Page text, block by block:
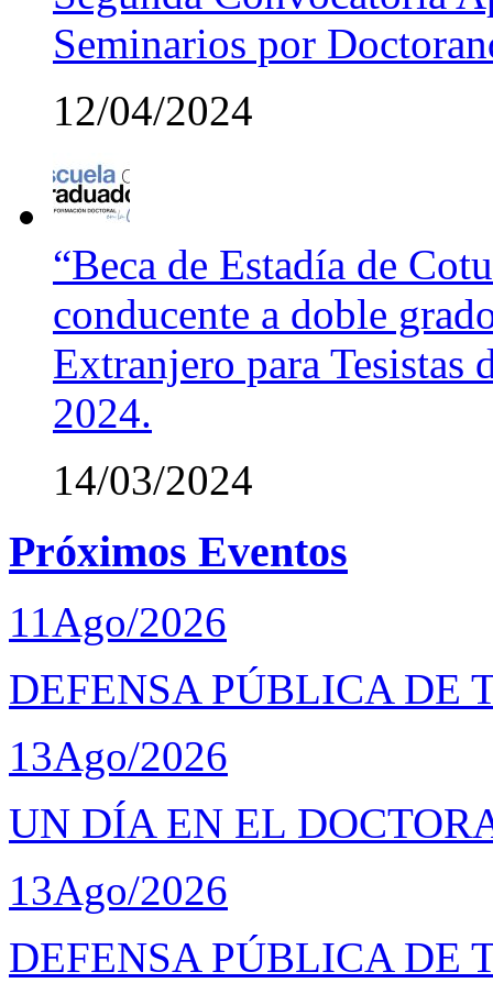
Seminarios por
12/04/2024
“Beca de Estadía de
conducente a doble
Extranjero para Tesistas
2024.
14/03/2024
Próximos Eventos
11Ago/2026
DEFENSA PÚBLICA DE
13Ago/2026
UN DÍA EN EL
13Ago/2026
DEFENSA PÚBLICA DE